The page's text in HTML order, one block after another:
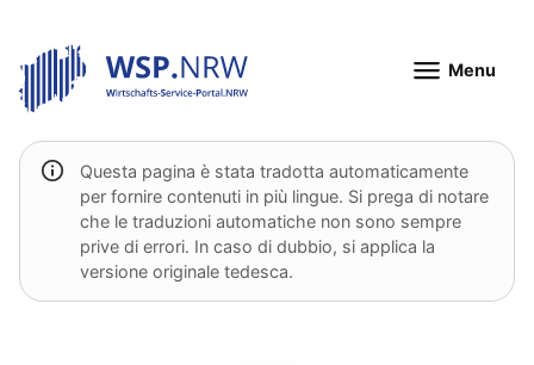
Menu
Questa pagina è stata tradotta automaticamente
per fornire contenuti in più lingue. Si prega di notare
che le traduzioni automatiche non sono sempre
prive di errori. In caso di dubbio, si applica la
versione originale tedesca.